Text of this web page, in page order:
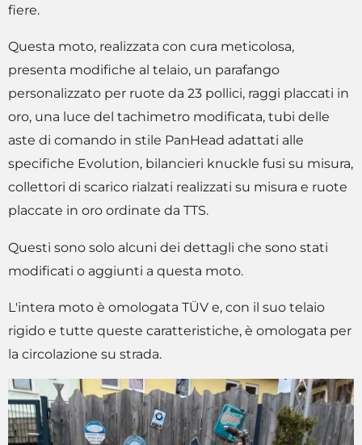
fiere.
Questa moto, realizzata con cura meticolosa,
presenta modifiche al telaio, un parafango
personalizzato per ruote da 23 pollici, raggi placcati in
oro, una luce del tachimetro modificata, tubi delle
aste di comando in stile PanHead adattati alle
specifiche Evolution, bilancieri knuckle fusi su misura,
collettori di scarico rialzati realizzati su misura e ruote
placcate in oro ordinate da TTS.
Questi sono solo alcuni dei dettagli che sono stati
modificati o aggiunti a questa moto.
L'intera moto è omologata TÜV e, con il suo telaio
rigido e tutte queste caratteristiche, è omologata per
la circolazione su strada.